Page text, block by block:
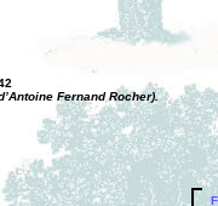
Fernand Rocher).